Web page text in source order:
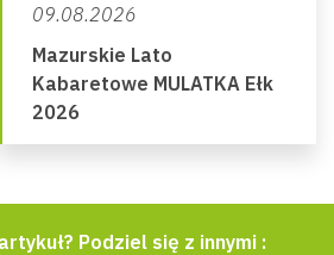
09.08.2026
Mazurskie Lato
Kabaretowe MULATKA Ełk
2026
Podziel się z innymi :